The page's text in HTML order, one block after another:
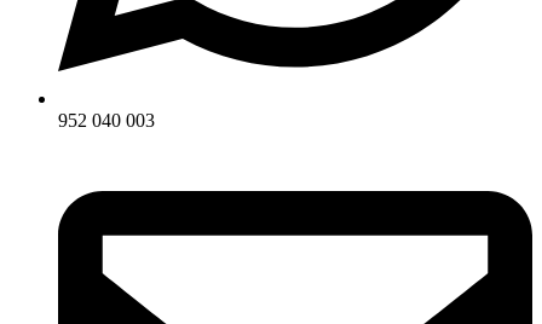
952 040 003